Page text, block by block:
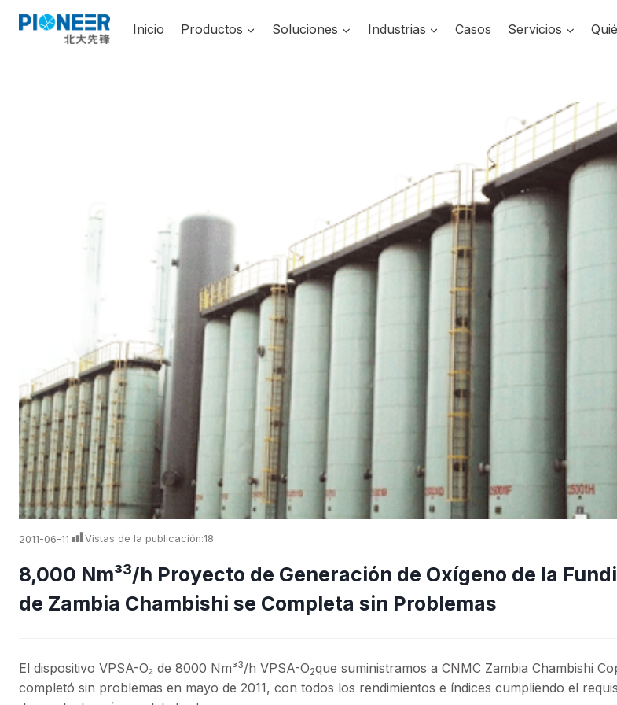
Inicio Productos Soluciones Industrias Casos Servicios
2011-06-11 Vistas de la publicación:18
8,000 Nm³3/h Proyecto de Generación de Oxígeno de la
de Zambia Chambishi se Completa sin Problemas
El dispositivo VPSA-O₂ de 8000 Nm³3/h VPSA-O2que suministramos a CNMC Zambia Chambishi
completó sin problemas en mayo de 2011, con todos los rendimientos e índices cumpliendo el